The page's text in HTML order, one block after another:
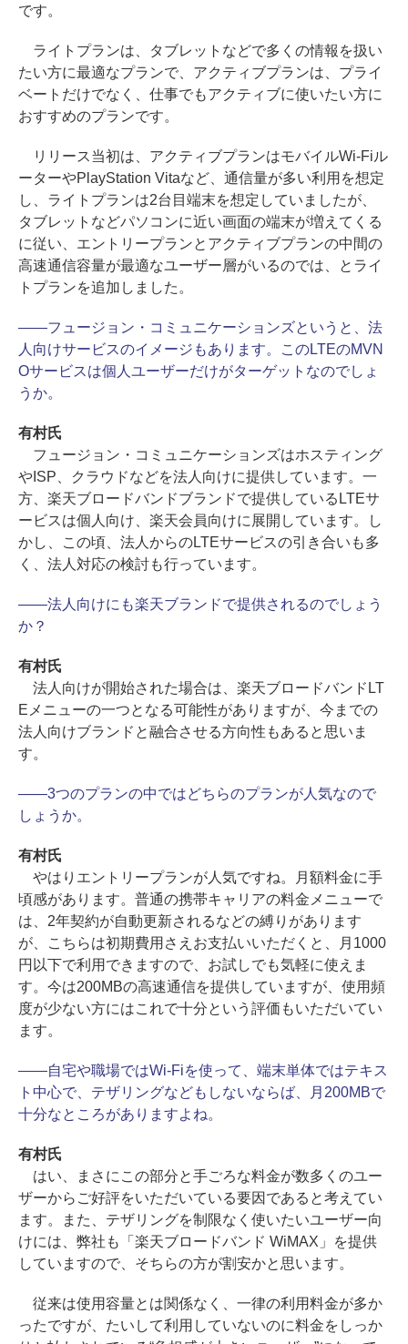
です。
ライトプランは、タブレットなどで多くの情報を扱い
たい方に最適なプランで、アクティブプランは、プライ
ベートだけでなく、仕事でもアクティブに使いたい方に
おすすめのプランです。
リリース当初は、アクティブプランはモバイルWi-Fiル
ーターやPlayStation Vitaなど、通信量が多い利用を想定
し、ライトプランは2台目端末を想定していましたが、
タブレットなどパソコンに近い画面の端末が増えてくる
に従い、エントリープランとアクティブプランの中間の
高速通信容量が最適なユーザー層がいるのでは、とライ
トプランを追加しました。
――フュージョン・コミュニケーションズというと、法
人向けサービスのイメージもあります。このLTEのMVN
Oサービスは個人ユーザーだけがターゲットなのでしょ
うか。
有村氏
フュージョン・コミュニケーションズはホスティング
やISP、クラウドなどを法人向けに提供しています。一
方、楽天ブロードバンドブランドで提供しているLTEサ
ービスは個人向け、楽天会員向けに展開しています。し
かし、この頃、法人からのLTEサービスの引き合いも多
く、法人対応の検討も行っています。
――法人向けにも楽天ブランドで提供されるのでしょう
か？
有村氏
法人向けが開始された場合は、楽天ブロードバンドLT
Eメニューの一つとなる可能性がありますが、今までの
法人向けブランドと融合させる方向性もあると思いま
す。
――3つのプランの中ではどちらのプランが人気なので
しょうか。
有村氏
やはりエントリープランが人気ですね。月額料金に手
頃感があります。普通の携帯キャリアの料金メニューで
は、2年契約が自動更新されるなどの縛りがあります
が、こちらは初期費用さえお支払いいただくと、月1000
円以下で利用できますので、お試しでも気軽に使えま
す。今は200MBの高速通信を提供していますが、使用頻
度が少ない方にはこれで十分という評価もいただいてい
ます。
――自宅や職場ではWi-Fiを使って、端末単体ではテキス
ト中心で、テザリングなどもしないならば、月200MBで
十分なところがありますよね。
有村氏
はい、まさにこの部分と手ごろな料金が数多くのユー
ザーからご好評をいただいている要因であると考えてい
ます。また、テザリングを制限なく使いたいユーザー向
けには、弊社も「楽天ブロードバンド WiMAX」を提供
していますので、そちらの方が割安かと思います。
従来は使用容量とは関係なく、一律の利用料金が多か
ったですが、たいして利用していないのに料金をしっか